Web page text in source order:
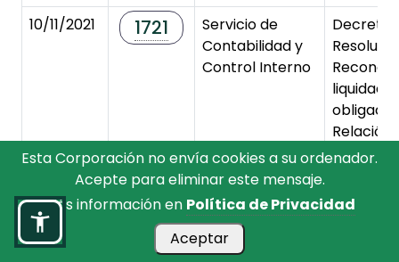
Esta Corporación no envía cookies a su ordenador.
Acepte para eliminar este mensaje.
Más información en Política de Privacidad
Aceptar
10/11/2021
1721
Servicio de
Contabilidad y
Control Interno
Decreto
Relación
fecha 09/
10/11/2021
1722
Servicio de
Empleo Público